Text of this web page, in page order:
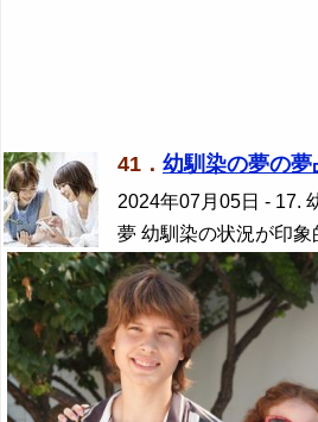
41． 幼馴染の夢の夢
2024年07月05日 - 17.
夢 幼馴染の状況が印象